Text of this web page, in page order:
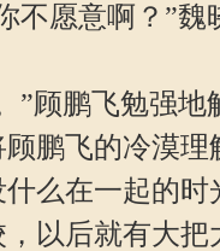
不愿意啊？”魏
顾鹏飞勉强地
鹏飞的冷漠理
么在一起的时
以后就有大把